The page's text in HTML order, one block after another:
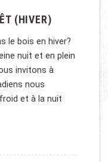
(HIVER)
le bois en hiver?
nuit et en plein
invitons à
nous
et à la nuit
(HIVER)